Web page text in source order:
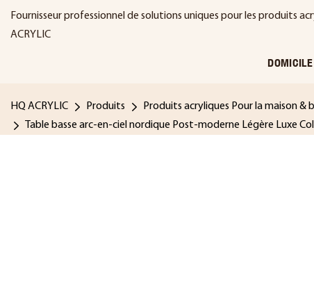
Fournisseur professionnel de solutions uniques pour les produits
ACRYLIC
DOMICILE
HQ ACRYLIC Produits Produits acryliques Pour la maison &
Table basse arc-en-ciel nordique Post-moderne Légère Luxe